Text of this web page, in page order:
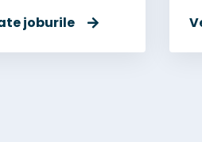
joburile